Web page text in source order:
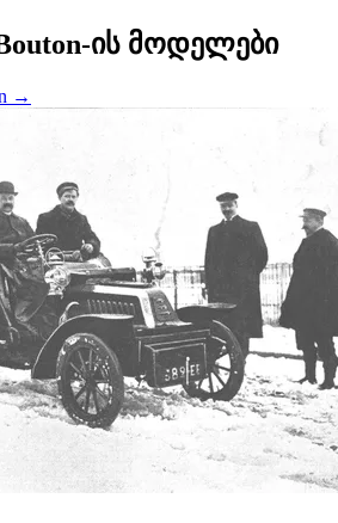
ის მოდელები
→